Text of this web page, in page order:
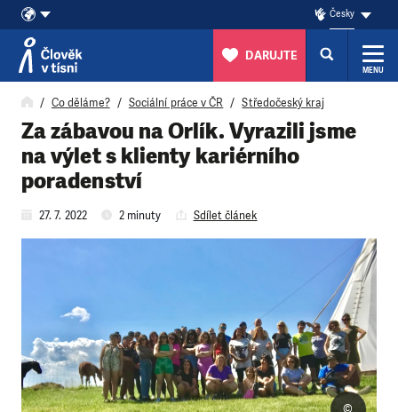
Přeskočit na obsah
Česky
DARUJTE
MENU
Co děláme? Sociální práce v ČR Středočeský kraj
Za zábavou na Orlík. Vyrazili jsme
na výlet s klienty kariérního
poradenství
27. 7. 2022 2 minuty Sdílet článek